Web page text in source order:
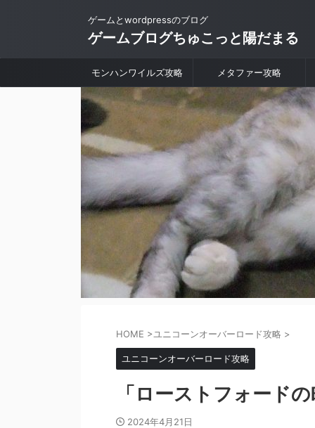
ゲームとwordpressのブログ
ゲームブログちゅこっと陽だまる
モンハンワイルズ攻略 メタファー攻略
HOME >ユニコーンオーバーロード攻略 >
ユニコーンオーバーロード攻略
「ローストフォード
2024年4月21日